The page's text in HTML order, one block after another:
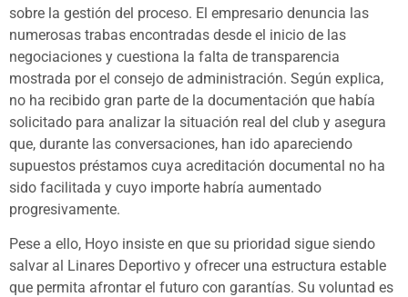
sobre la gestión del proceso. El empresario denuncia las
numerosas trabas encontradas desde el inicio de las
negociaciones y cuestiona la falta de transparencia
mostrada por el consejo de administración. Según explica,
no ha recibido gran parte de la documentación que había
solicitado para analizar la situación real del club y asegura
que, durante las conversaciones, han ido apareciendo
supuestos préstamos cuya acreditación documental no ha
sido facilitada y cuyo importe habría aumentado
progresivamente.
Pese a ello, Hoyo insiste en que su prioridad sigue siendo
salvar al Linares Deportivo y ofrecer una estructura estable
que permita afrontar el futuro con garantías. Su voluntad es